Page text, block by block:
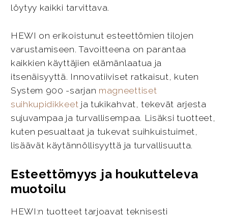
löytyy kaikki tarvittava.
HEWI on erikoistunut esteettömien tilojen
varustamiseen. Tavoitteena on parantaa
kaikkien käyttäjien elämänlaatua ja
itsenäisyyttä. Innovatiiviset ratkaisut, kuten
System 900 -sarjan magneettiset
suihkupidikkeet ja tukikahvat, tekevät arjesta
sujuvampaa ja turvallisempaa. Lisäksi tuotteet,
kuten pesualtaat ja tukevat suihkuistuimet,
lisäävät käytännöllisyyttä ja turvallisuutta.
Esteettömyys ja houkutteleva
muotoilu
HEWI:n tuotteet tarjoavat teknisesti